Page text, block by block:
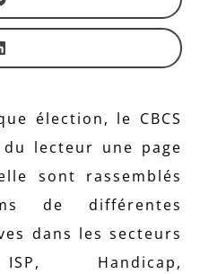
élection, le CBCS
lecteur une page
sont rassemblés
de différentes
dans les secteurs
Handicap,